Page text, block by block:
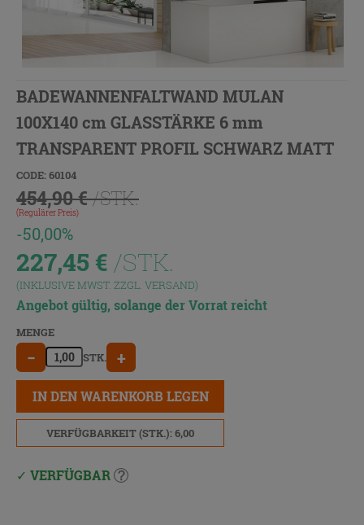
BADEWANNENFALTWAND MULAN
100X140 cm GLASSTÄRKE 6 mm
TRANSPARENT PROFIL SCHWARZ MATT
CODE: 60104
454,90 €/STK.
(Regulärer Preis)
-50,00%
227,45 € /STK.
(INKLUSIVE MWST. ZZGL. VERSAND)
Angebot gültig, solange der Vorrat reicht
MENGE
− STK. +
IN DEN WARENKORB LEGEN
VERFÜGBARKEIT (STK.): 6,00
VERFÜGBAR